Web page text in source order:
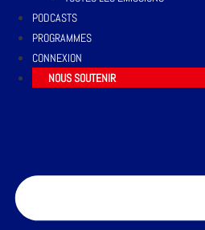
PODCASTS
PROGRAMMES
CONNEXION
NOUS SOUTENIR